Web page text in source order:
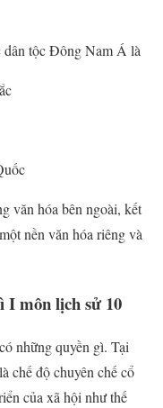
dân tộc Đông Nam Á là
văn hóa bên ngoài, kết
nền văn hóa riêng và
I môn lịch sử 10
những quyền gì. Tại
chế độ chuyên chế cổ
của xã hội như thế